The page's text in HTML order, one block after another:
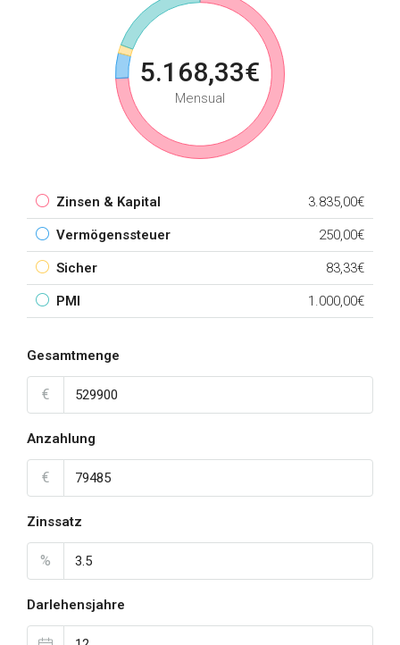
5.168,33€
Mensual
Zinsen & Kapital 3.835,00€
Vermögenssteuer 250,00€
Sicher 83,33€
PMI 1.000,00€
Gesamtmenge
€
Anzahlung
€
Zinssatz
%
Darlehensjahre